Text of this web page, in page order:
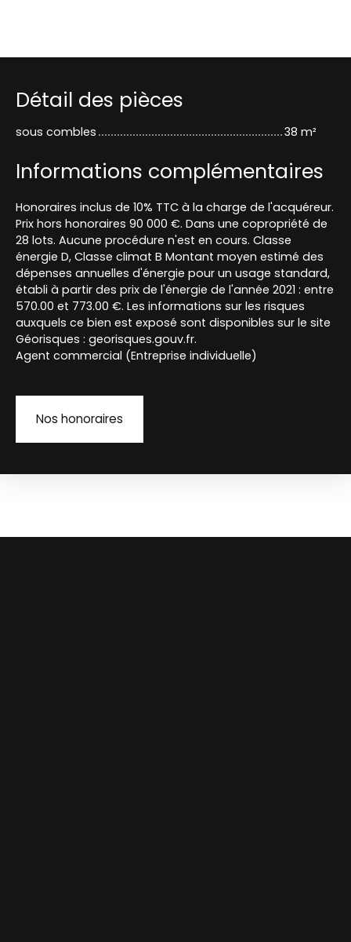
Détail des pièces
sous combles 38 m²
Informations complémentaires
Honoraires inclus de 10% TTC à la charge de l'acquéreur.
Prix hors honoraires 90 000 €. Dans une copropriété de
28 lots. Aucune procédure n'est en cours. Classe
énergie D, Classe climat B Montant moyen estimé des
dépenses annuelles d'énergie pour un usage standard,
établi à partir des prix de l'énergie de l'année 2021 : entre
570.00 et 773.00 €. Les informations sur les risques
auxquels ce bien est exposé sont disponibles sur le site
Géorisques : georisques.gouv.fr.
Agent commercial (Entreprise individuelle)
Nos honoraires